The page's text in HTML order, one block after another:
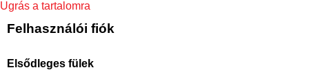
Ugrás a tartalomra
Felhasználói fiók
Elsődleges fülek